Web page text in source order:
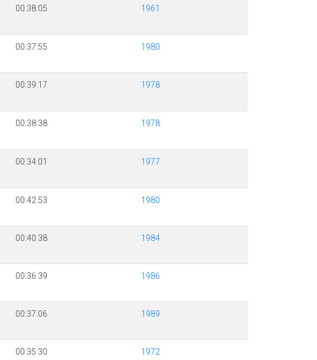
00:38:05 1961
00:37:55 1980
00:39:17 1978
00:38:38 1978
00:34:01 1977
00:42:53 1980
00:40:38 1984
00:36:39 1986
00:37:06 1989
00:35:30 1972